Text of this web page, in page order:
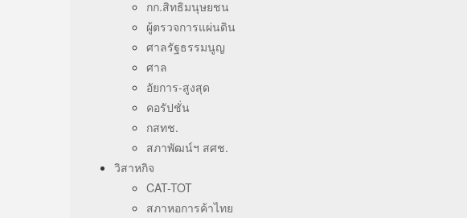
กก.สิทธิมนุษยชน
ผู้ตรวจการแผ่นดิน
ศาลรัฐธรรมนูญ
ศาล
อัยการ-สูงสุด
คอรัปชั่น
กสทช.
สภาพัฒน์ฯ สศช.
วิสาหกิจ
CAT-TOT
สภาหอการค้าไทย